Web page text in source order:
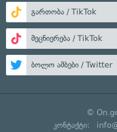
გართობა / TikTok
მეცნიერება / TikTok
ბოლო ამბები / Twitter
©
კონტაქტი: